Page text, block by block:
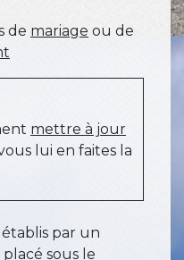
de mariage ou de
mettre à jour
lui en faites la
établis par un
sous le